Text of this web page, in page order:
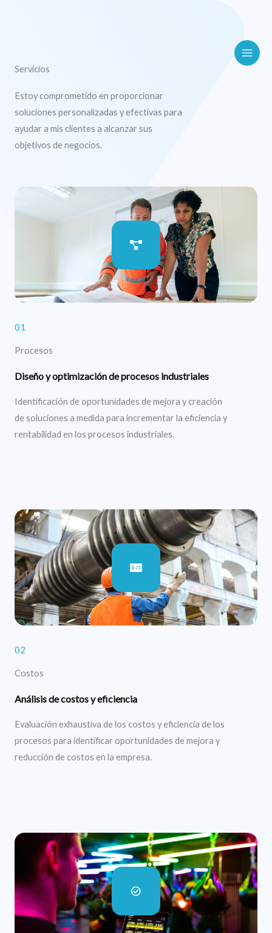
Servicios
Estoy comprometido en proporcionar
soluciones personalizadas y efectivas para
ayudar a mis clientes a alcanzar sus
objetivos de negocios.
01
Procesos
Diseño y optimización de procesos industriales
Identificación de oportunidades de mejora y creación
de soluciones a medida para incrementar la eficiencia y
rentabilidad en los procesos industriales.
02
Costos
Análisis de costos y eficiencia
Evaluación exhaustiva de los costos y eficiencia de los
procesos para identificar oportunidades de mejora y
reducción de costos en la empresa.